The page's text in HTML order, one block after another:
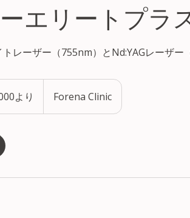
エリートプラ
レーザー（755nm）とNd:YAGレーザー
より Forena Clinic